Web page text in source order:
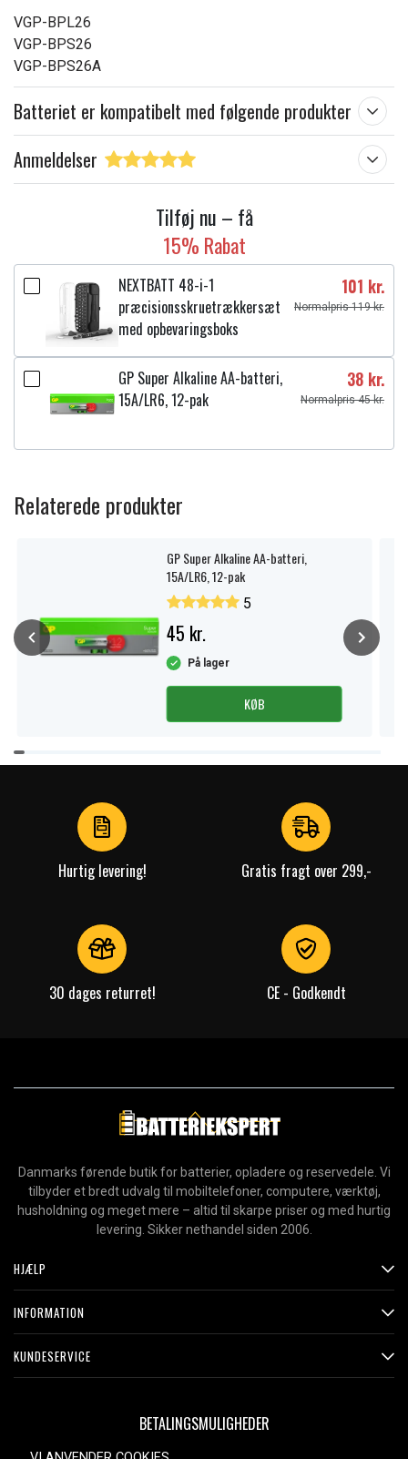
VGP-BPL26
VGP-BPS26
VGP-BPS26A
Batteriet er kompatibelt med følgende produkter
Anmeldelser
Tilføj nu – få
15% Rabat
NEXTBATT 48-i-1
præcisionsskruetrækkersæt
med opbevaringsboks
101 kr.
Normalpris 119 kr.
GP Super Alkaline AA-batteri,
15A/LR6, 12-pak
38 kr.
Normalpris 45 kr.
Relaterede produkter
GP Super Alkaline AA-batteri,
15A/LR6, 12-pak
5
45 kr.
På lager
KØB
Item
1
Hurtig levering! Gratis fragt over 299,-
30 dages returret! CE - Godkendt
Danmarks førende butik for batterier, opladere og reservedele. Vi
tilbyder et bredt udvalg til mobiltelefoner, computere, værktøj,
husholdning og meget mere – altid til skarpe priser og med hurtig
levering. Sikker nethandel siden 2006.
HJÆLP
INFORMATION
KUNDESERVICE
BETALINGSMULIGHEDER